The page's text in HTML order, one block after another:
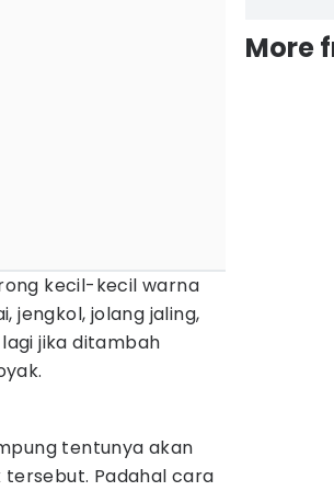
kecil-kecil warna
jengkol, jolang jaling,
jika ditambah
tentunya akan
tersebut. Padahal cara
More